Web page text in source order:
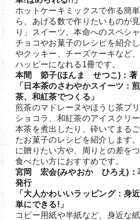
ホットケーキミックスで作る簡
ら、あげる数で作りたいものが
り」スイーツ、本命へのスペシ
チョコやお菓子のレシピを紹介
やクッキー、チーズケーキなど
ハッピーになれる1冊です。
本間 節子(ほんま せつこ)：著
「日本茶のさわやかスイーツ：
茶、和紅茶でつくる」
煎茶のマドレーヌやほうじ茶プ
ショコラ、和紅茶のアイスクリ
本茶を煮出したり、砕いてまる
たお菓子のレシピを紹介します
に贈りたい方や、周りとの差を
食べたい方におすすめです。
宮岡 宏会(みやおか ひろえ)：
発行
「大人かわいいラッピング：身
単にできる!」
コピー用紙や半紙など、身近な